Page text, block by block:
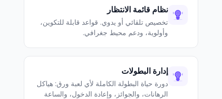
نظام قائمة الانتظار
تخصيص تلقائي أو يدوي. قواعد قابلة للتكوين،
وأولوية، ودعم محيط جغرافي.
إدارة البطولات
دورة حياة البطولة الكاملة لأي لعبة ورق: هياكل
الرهانات، والجوائز، وإعادة الدخول، والساعة